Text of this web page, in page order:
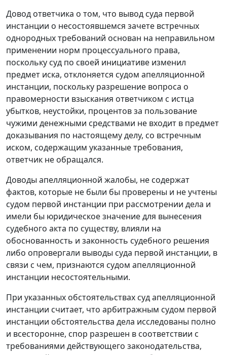
Довод ответчика о том, что вывод суда первой
инстанции о несостоявшемся зачете встречных
однородных требований основан на неправильном
применении норм процессуального права,
поскольку суд по своей инициативе изменил
предмет иска, отклоняется судом апелляционной
инстанции, поскольку разрешение вопроса о
правомерности взыскания ответчиком с истца
убытков, неустойки, процентов за пользование
чужими денежными средствами не входит в предмет
доказывания по настоящему делу, со встречным
иском, содержащим указанные требования,
ответчик не обращался.
Доводы апелляционной жалобы, не содержат
фактов, которые не были бы проверены и не учтены
судом первой инстанции при рассмотрении дела и
имели бы юридическое значение для вынесения
судебного акта по существу, влияли на
обоснованность и законность судебного решения
либо опровергали выводы суда первой инстанции, в
связи с чем, признаются судом апелляционной
инстанции несостоятельными.
При указанных обстоятельствах суд апелляционной
инстанции считает, что арбитражным судом первой
инстанции обстоятельства дела исследованы полно
и всесторонне, спор разрешен в соответствии с
требованиями действующего законодательства,